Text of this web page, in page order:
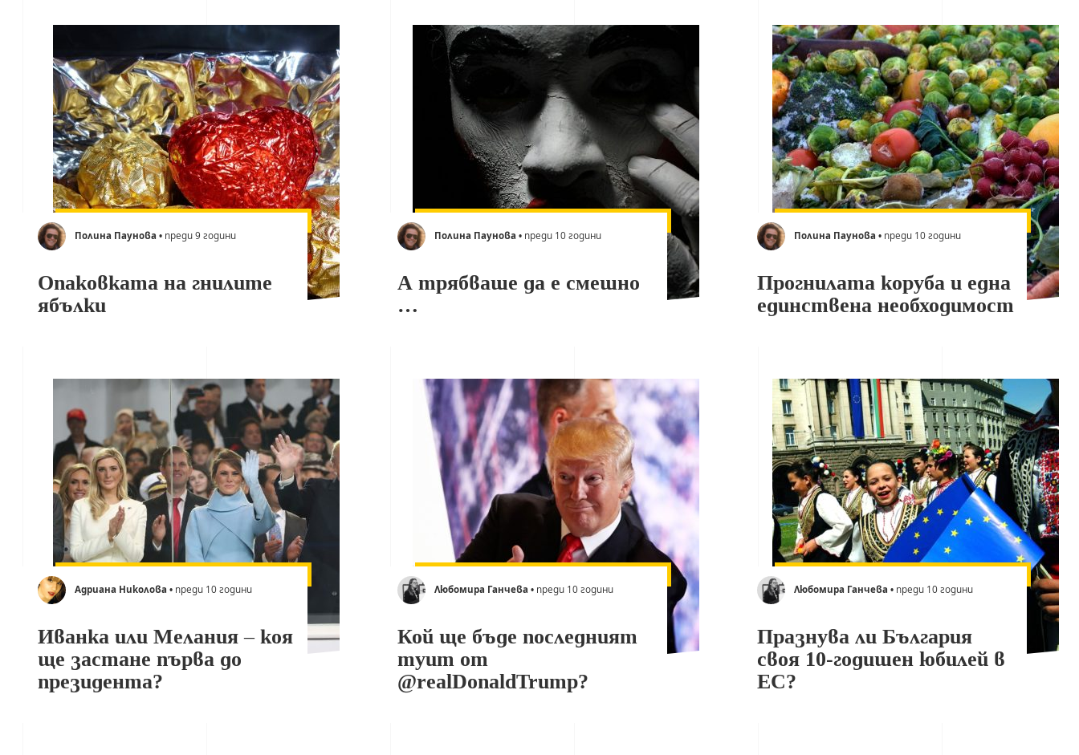
Полина Паунова • преди 9 години
Опаковката на гнилите
ябълки
Полина Паунова • преди 10 години
А трябваше да е смешно
…
Полина Паунова • преди 10 години
Прогнилата коруба и една
единствена необходимост
Адриана Николова • преди 10 години
Иванка или Мелания – коя
ще застане първа до
президента?
Любомира Ганчева • преди 10 години
Кой ще бъде последният
туит от
@realDonaldTrump?
Любомира Ганчева • преди 10 години
Празнува ли България
своя 10-годишен юбилей в
ЕС?